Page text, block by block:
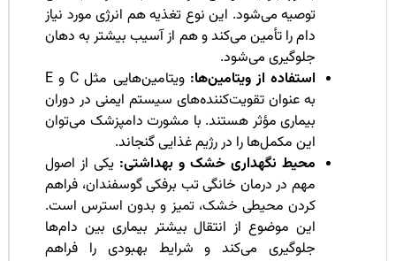
توصیه می‌شود. این نوع تغذیه هم انرژی مورد نیاز
دام را تأمین می‌کند و هم از آسیب بیشتر به دهان
جلوگیری می‌شود.
استفاده از ویتامین‌ها:
ویتامین‌هایی مثل C و E
به عنوان تقویت‌کننده‌های سیستم ایمنی در دوران
بیماری مؤثر هستند. با مشورت دامپزشک می‌توان
این مکمل‌ها را در رژیم غذایی گنجاند.
محیط نگهداری خشک و بهداشتی:یکی از اصول
مهم در درمان خانگی تب برفکی گوسفندان، فراهم
کردن محیطی خشک، تمیز و بدون استرس است.
این موضوع از انتقال بیشتر بیماری بین دام‌ها
جلوگیری می‌کند و شرایط بهبودی را فراهم